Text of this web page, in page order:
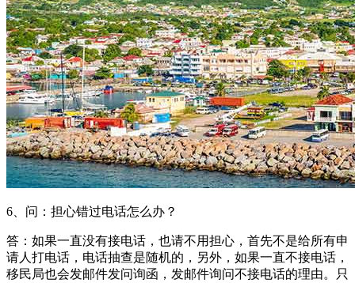
6、问：担心错过电话怎么办？
答：如果一直没有接电话，也请不用担心，首先不是给所有申
请人打电话，电话抽查是随机的，另外，如果一直不接电话，
移民局也会发邮件发问询函，发邮件询问不接电话的理由。只